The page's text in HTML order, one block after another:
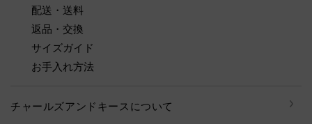
配送・送料
返品・交換
サイズガイド
お手入れ方法
チャールズアンドキースについて